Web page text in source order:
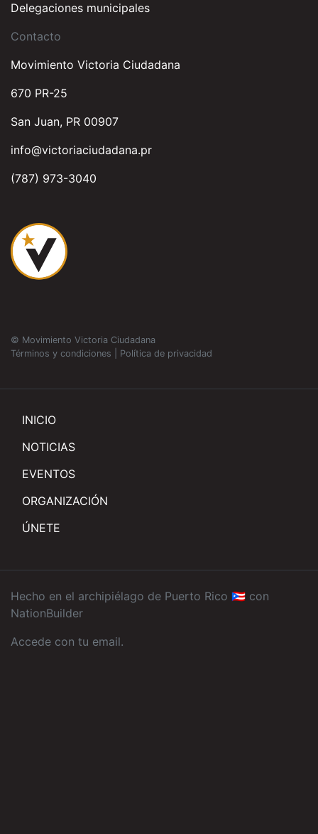
Delegaciones municipales
Contacto
Movimiento Victoria Ciudadana
670 PR-25
San Juan, PR 00907
info@victoriaciudadana.pr
(787) 973-3040
© Movimiento Victoria Ciudadana
Términos y condiciones
Política de privacidad
INICIO
NOTICIAS
EVENTOS
ORGANIZACIÓN
ÚNETE
Hecho en el archipiélago de Puerto Rico 🇵🇷 con
NationBuilder
Accede con tu email.